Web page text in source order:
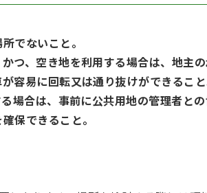
でないこと。
つ、空き地を利用する場合は、地主の
容易に回転又は通り抜けができること
場合は、事前に公共用地の管理者との
保できること。